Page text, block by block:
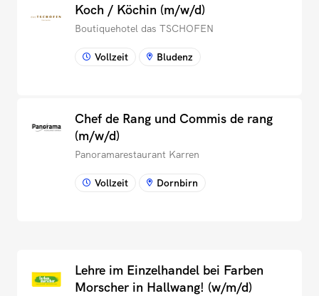
Lehre im Einzelhandel bei Farben
Morscher in Hallwang! (w/m/d)
Koch / Köchin (m/w/d)
Boutiquehotel das TSCHOFEN
Vollzeit Bludenz
Chef de Rang und Commis de rang
(m/w/d)
Panoramarestaurant Karren
Vollzeit Dornbirn